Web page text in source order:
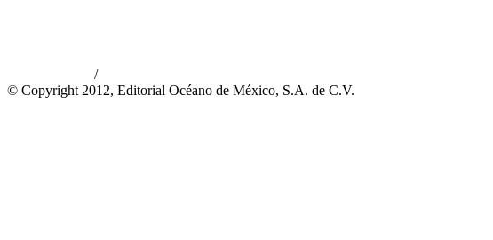
/
© Copyright 2012, Editorial Océano de México, S.A. de C.V.